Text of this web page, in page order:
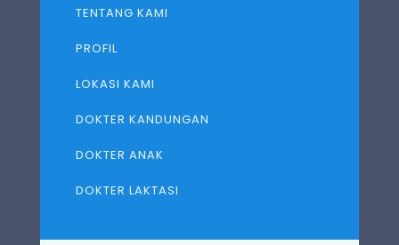
TENTANG KAMI
PROFIL
LOKASI KAMI
DOKTER KANDUNGAN
DOKTER ANAK
DOKTER LAKTASI